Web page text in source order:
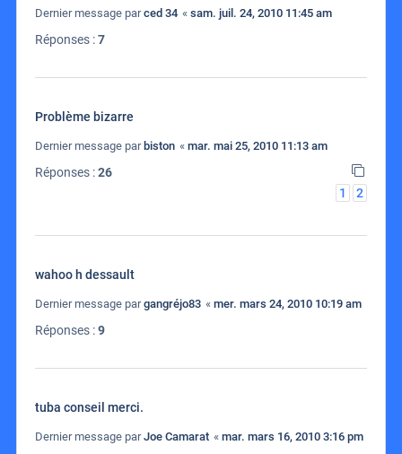
Dernier message parced 34 « sam. juil. 24, 2010 11:45 am
Réponses :7
Problème bizarre
Dernier message parbiston « mar. mai 25, 2010 11:13 am
Réponses :26
1
2
wahoo h dessault
Dernier message pargangréjo83 « mer. mars 24, 2010 10:19 am
Réponses :9
tuba conseil merci.
Dernier message parJoe Camarat « mar. mars 16, 2010 3:16 pm